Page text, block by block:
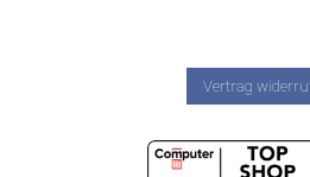
Vertrag